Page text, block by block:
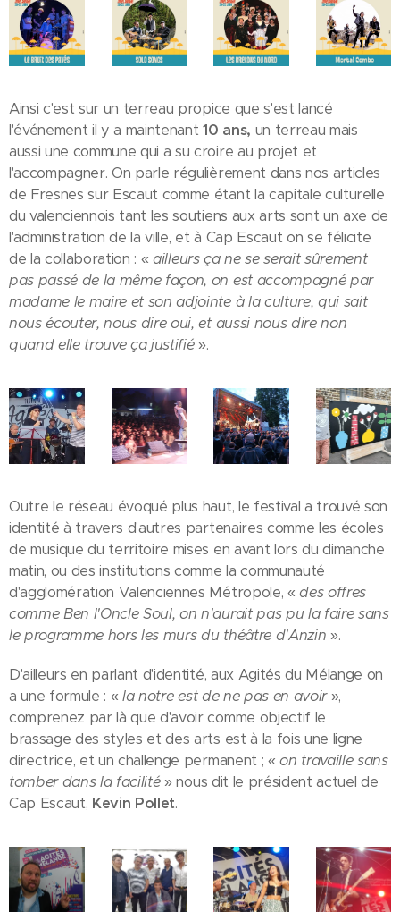
Ainsi c'est sur un terreau propice que s'est lancé
l'événement il y a maintenant10 ans, un terreau mais
aussi une commune qui a su croire au projet et
l'accompagner. On parle régulièrement dans nos articles
de Fresnes sur Escaut comme étant la capitale culturelle
du valenciennois tant les soutiens aux arts sont un axe de
l'administration de la ville, et à Cap Escaut on se félicite
de la collaboration : «ailleurs ça ne se serait sûrement
pas passé de la même façon, on est accompagné par
madame le maire et son adjointe à la culture, qui sait
nous écouter, nous dire oui, et aussi nous dire non
quand elle trouve ça justifié».
Outre le réseau évoqué plus haut, le festival a trouvé son
identité à travers d'autres partenaires comme les écoles
de musique du territoire mises en avant lors du dimanche
matin, ou des institutions comme la communauté
d'agglomération Valenciennes Métropole, « des offres
comme Ben l'Oncle Soul, on n'aurait pas pu la faire sans
le programme hors les murs du théâtre d'Anzin ».
D'ailleurs en parlant d'identité, aux Agités du Mélange on
a une formule : «la notre est de ne pas en avoir»,
comprenez par là que d'avoir comme objectif le
brassage des styles et des arts est à la fois une ligne
directrice, et un challenge permanent ; «on travaille sans
tomber dans la facilité» nous dit le président actuel de
Cap Escaut, Kevin Pollet.